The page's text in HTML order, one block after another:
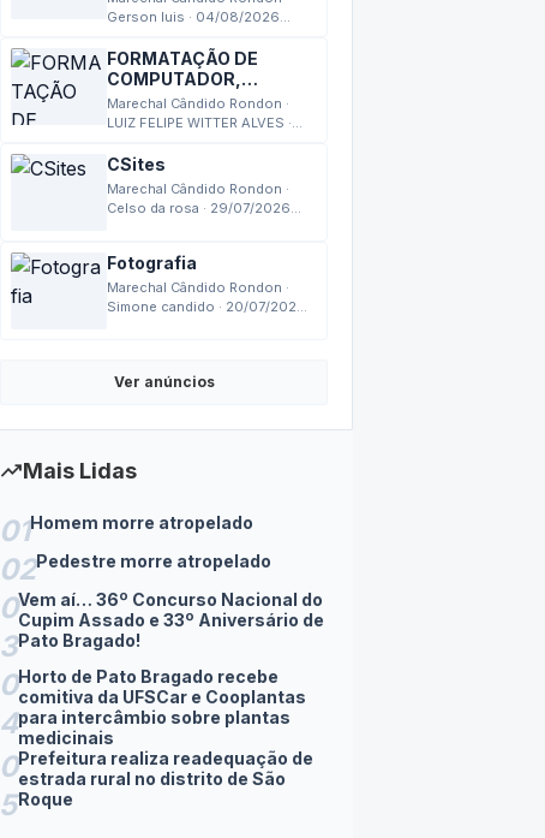
Gerson luis · 04/08/2026
FORMATAÇÃO DE
COMPUTADOR,
MONTAGEM,
MANUTENÇÃO
Marechal Cândido Rondon ·
LUIZ FELIPE WITTER ALVES ·
CSites
Marechal Cândido Rondon ·
Celso da rosa · 29/07/2026
Fotografia
Marechal Cândido Rondon ·
Simone candido · 20/07/2026
Ver anúncios
trending_upMais Lidas
01Homem morre atropelado
02Pedestre morre atropelado
0
3
Vem aí… 36º Concurso Nacional do
Cupim Assado e 33º Aniversário de
Pato Bragado!
0
4
Horto de Pato Bragado recebe
comitiva da UFSCar e Cooplantas
para intercâmbio sobre plantas
medicinais
0
5
Prefeitura realiza readequação de
estrada rural no distrito de São
Roque